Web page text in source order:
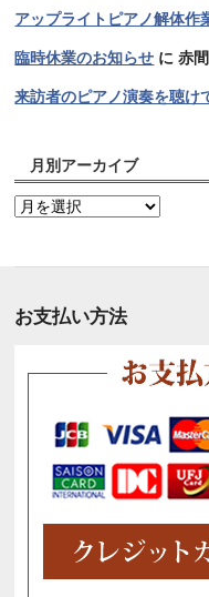
アップライトピアノ解体作
臨時休業のお知らせ に赤
来訪者のピアノ演奏を聴け
月別アーカイブ
月
カ
お支払い方法